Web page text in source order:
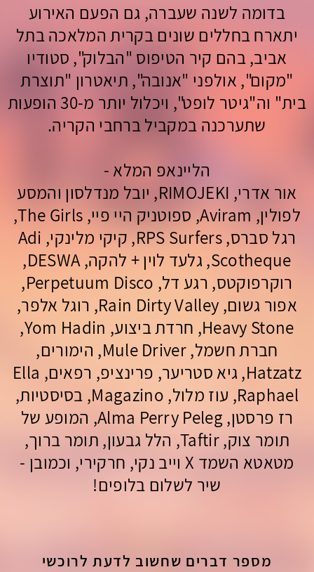
בדומה לשנה שעברה, גם הפעם האירוע
יתארח בחללים שונים בקרית המלאכה בתל
אביב, בהם קיר הטיפוס "הבלוק", סטודיו
"מקום", אולפני "אנובה", תיאטרון "תוצרת
בית" וה"גיטר לופט", ויכלול יותר מ-30 הופעות
שתערכנה במקביל ברחבי הקריה.
הליינאפ המלא -
אור אדרי, RIMOJEKI, יובל מנדלסון והמסע
לפולין, Aviram, ספוטניק היי פיי, The Girls,
רגל סברס, RPS Surfers, קיקי מלינקי, Adi
Scotheque, גלעד לוין + להקה, DESWA,
רוקרפוקטס, רגע דל, Perpetuum Disco,
אפור גשום, Rain Dirty Valley, רוגל אלפר,
Heavy Stone, חרדת ביצוע, Yom Hadin,
חברת חשמל, Mule Driver, הימורים,
Hatzatz, גיא סטריער, פרינציפ, רפאים, Ella
Raphael, עוז מלול, Magazino, בסיסטיות,
רז פרסטן, Alma Perry Peleg, המופע של
תומר צוק, Taftir, הלל גבעון, תומר ברוך,
מטאטא השמד X וייב נקי, חרקירי, וכמובן -
שיר לשלום בלופים!
מספר דברים שחשוב לדעת לרוכשי